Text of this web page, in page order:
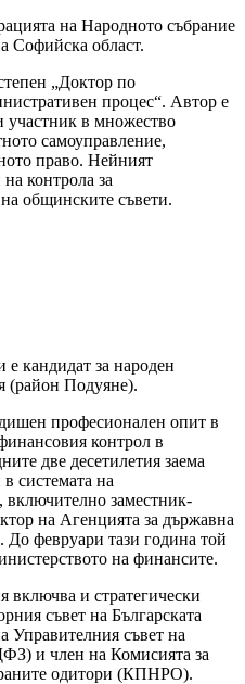
на Народното събрание
Софийска област.
„Доктор по
процес“. Автор е
участник в множество
самоуправление,
право. Нейният
контрола за
на общинските съвети.
кандидат за народен
(район Подуяне).
професионален опит в
контрол в
две десетилетия заема
системата на
заместник-
на Агенцията за държавна
февруари тази година той
на финансите.
включва и стратегически
съвет на Българската
Управителния съвет на
и член на Комисията за
одитори (КПНРО).